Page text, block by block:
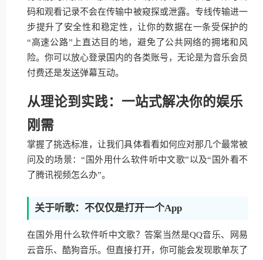
码和观看记录不会在传输中被窥探或泄露。专线传输进一
步提升了安全性和稳定性，让你的数据在一条受保护的
“高速公路”上直达目的地，避免了公共网络的拥堵和风
险。你可以放心登录国内的各类账号，无论是为音乐会员
付费还是发送弹幕互动。
从理论到实践：一站式解决你的娱乐
刚需
掌握了挑选标准，让我们具体看看如何应对那几个最常被
问及的场景：“国外用什么软件听中文歌”以及“国外看不
了腾讯视频怎么办”。
关于听歌：不仅仅是打开一个App
在国外用什么软件听中文歌？答案当然是QQ音乐、网易
云音乐、酷狗音乐。但直接打开，你可能会发现歌单灰了